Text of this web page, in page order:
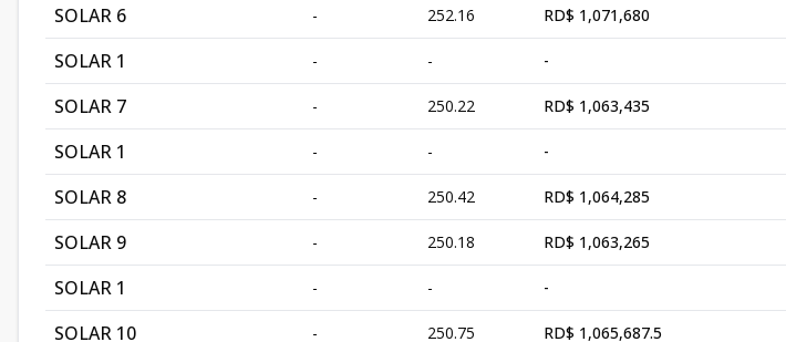
SOLAR 6 - 252.16 RD$ 1,071,680
SOLAR 1 - - -
SOLAR 7 - 250.22 RD$ 1,063,435
SOLAR 1 - - -
SOLAR 8 - 250.42 RD$ 1,064,285
SOLAR 9 - 250.18 RD$ 1,063,265
SOLAR 1 - - -
SOLAR 10 - 250.75 RD$ 1,065,687.5